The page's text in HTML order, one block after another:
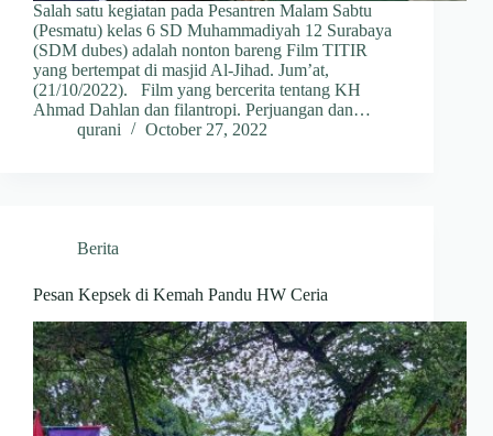
Salah satu kegiatan pada Pesantren Malam Sabtu
(Pesmatu) kelas 6 SD Muhammadiyah 12 Surabaya
(SDM dubes) adalah nonton bareng Film TITIR
yang bertempat di masjid Al-Jihad. Jum’at,
(21/10/2022). Film yang bercerita tentang KH
Ahmad Dahlan dan filantropi. Perjuangan dan…
qurani
October 27, 2022
Berita
Pesan Kepsek di Kemah Pandu HW Ceria